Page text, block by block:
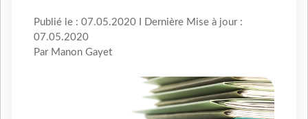
Publié le : 07.05.2020 I Dernière Mise à jour :
07.05.2020
Par Manon Gayet